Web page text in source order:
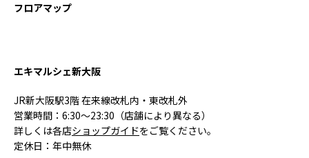
フロアマップ
エキマルシェ新大阪
JR新大阪駅3階 在来線改札内・東改札外
営業時間：6:30〜23:30（店舗により異なる）
詳しくは各店ショップガイドをご覧ください。
定休日：年中無休